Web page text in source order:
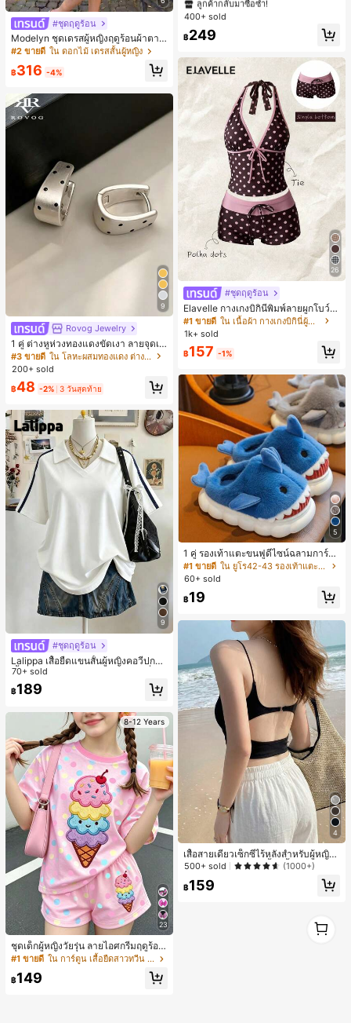
#ชุดฤดูร้อน
Modelyn ชุดเดรสผู้หญิงฤดูร้อนผ้าตาข่
ายพิมพ์ลาย คอไม่สมมาตร จับจีบ หรูหร
#2 ขายดี ใน ดอกไม้ เดรสสั้นผู้หญิง
฿316 -4%
9
Rovog Jewelry
1 คู่ ต่างหูห่วงทองแดงขัดเงา ลายจุดเร
ขาคณิตสไตล์มินิมอล เหมาะสำหรับสว
มใส่ประจำวันแบบสบายๆ สำหรับผู้หญิง
#3 ขายดี
ใน โลหะผสมทองแดง ต่างหูผู้หญิง
200+ sold
฿48 -2% 3 วันสุดท้าย
9
#ชุดฤดูร้อน
Lalippa เสื้อยืดแขนสั้นผู้หญิงคอวีปกคอ
เสื้อไหล่ตก สายถัก งานคราฟต์แฟชั่นมิ
นิมอล ของขวัญสำหรับเพื่อน
70+ sold
฿189
8-12 Years
23
ชุดเด็กผู้หญิงวัยรุ่น ลายไอศกรีมฤดูร้อน
แบบมินิมอลน่ารัก ลายจุดสีสันสดใส สไ
ตล์ครีมหวาน สไตล์วันหยุด ชุด 2 ชิ้น แ
ขนสั้นและกางเกงขาสั้น เหมาะสำหรับฤ
#1 ขายดี ใน การ์ตูน เสื้อยืดสาวทวีน Co-ord
฿149
#1 ขายดี
ลูกค้ากลับมาซื้อซ้ำ!
#1 ขายดี
ลูกค้ากลับมาซื้อซ้ำ!
#1 ขายดี
400+ sold
฿249
26
#ชุดฤดูร้อน
Elavelle กางเกงบิกินี่พิมพ์ลายผูกโบว์เอ
วสูงสำหรับผู้หญิง, ฤดูใบไม้ผลิ/ฤดูร้อน
#1 ขายดี
ใน เนื้อผ้า กางเกงบิกินี่ผู้หญิง
1k+ sold
฿157 -1%
5
1 คู่ รองเท้าแตะขนฟูดีไซน์ฉลามการ์ตู
น น่ารักและสนุกสนาน เหมาะสำหรับฤดู
ใบไม้ร่วง/ฤดูหนาว รองเท้าแตะยูนิเซ็ก
กลางแจ้ง ช่วยให้เท้าของคุณอบอุ่นและ
สำหรับห้องนอนหรือห้องน้ำ
#1 ขายดี
ใน ยูโร42-43 รองเท้าแตะใส่ในบ้าน
60+ sold
฿19
4
เสื้อสายเดี่ยวเซ็กซี่ไร้หลังสำหรับผู้หญิง
พร้อมบราแบบมีฟองน้ำ, เสื้อกล้ามแขน
500+ sold (1000+)
฿159